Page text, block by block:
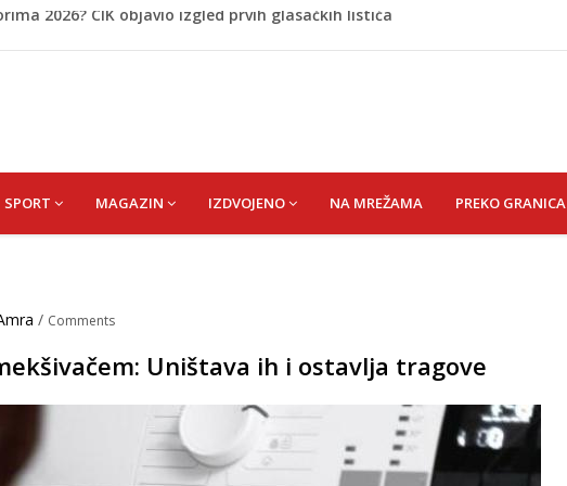
preuzima kontrolu nad moreuzom?
dan Armija RBiH porazila je izdajnike u Velikoj
MERSIJA
2026? CIK objavio izgled prvih glasačkih listića
SPORT MAGAZIN IZDVOJENO NA MREŽAMA PREKO GRANICA
/ Comments
Uništava ih i ostavlja tragove